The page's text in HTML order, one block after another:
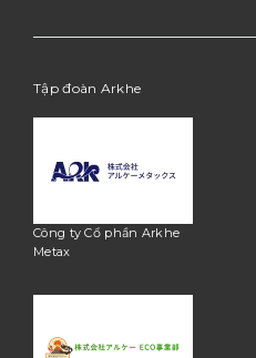
Tập đoàn Arkhe
Công ty Cổ phần Arkhe
Metax